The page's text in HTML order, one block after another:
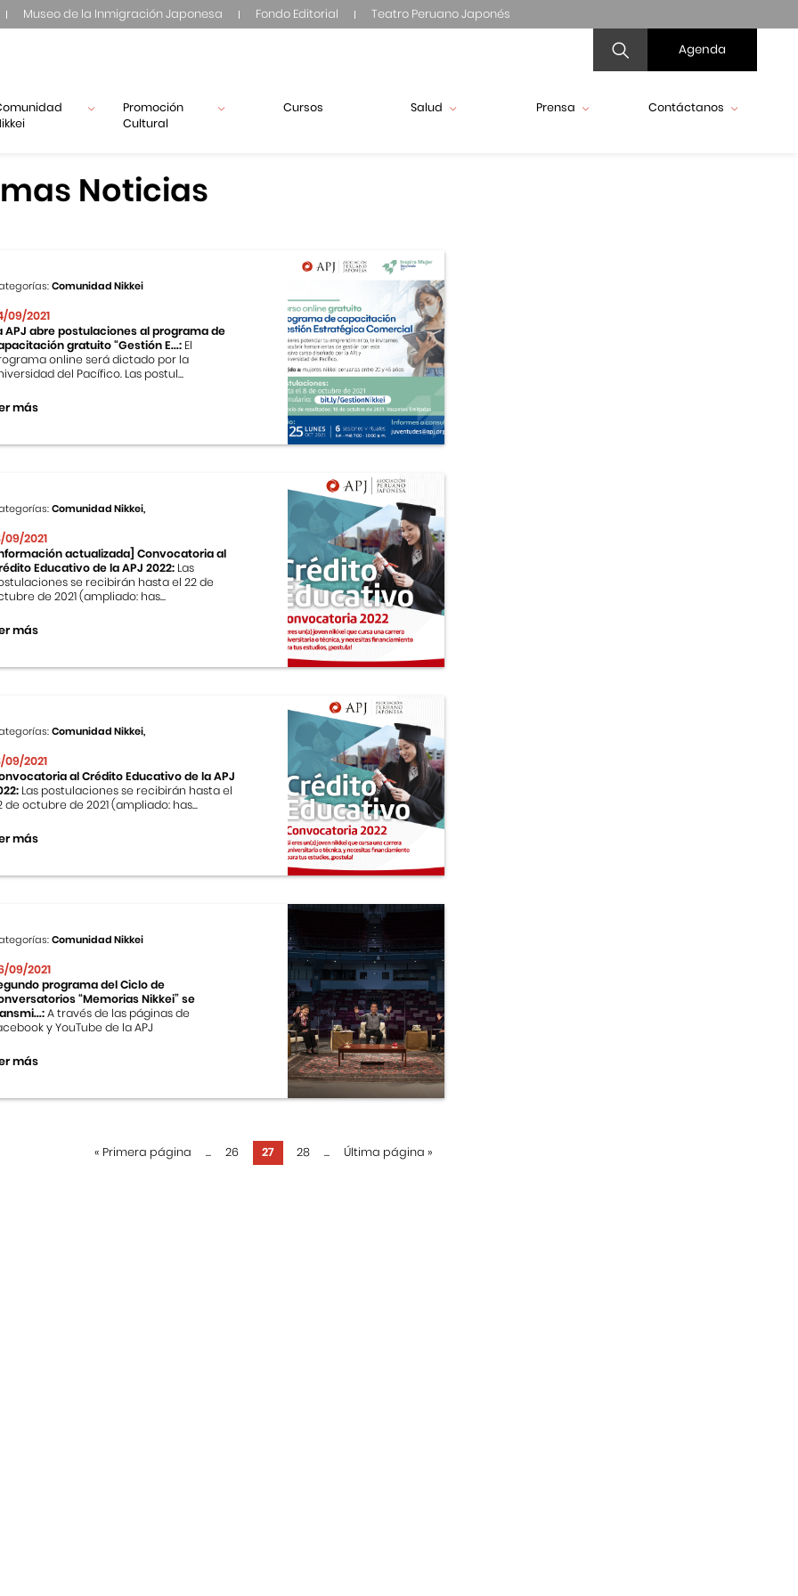
Museo de la Inmigración Japonesa Fondo Editorial Teatro Peruano Japonés
Agenda
Promoción
Cultural
Cursos Salud Prensa Contáctanos
Noticias
Comunidad Nikkei
09/2021
APJ abre postulaciones al programa de
gratuito “Gestión E...: El
online será dictado por la
del Pacífico. Las postul...
más
Comunidad Nikkei,
09/2021
actualizada] Convocatoria al
Educativo de la APJ 2022: Las
se recibirán hasta el 22 de
de 2021 (ampliado: has...
más
Comunidad Nikkei,
09/2021
al Crédito Educativo de la APJ
Las postulaciones se recibirán hasta el
de octubre de 2021 (ampliado: has...
más
Comunidad Nikkei
09/2021
programa del Ciclo de
“Memorias Nikkei” se
A través de las páginas de
y YouTube de la APJ
más
« Primera página ... 26 27 28 ... Última página »